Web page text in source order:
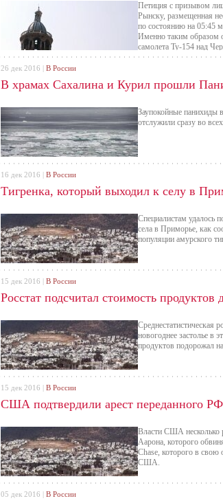
Петиция с призывом
Рынску, размещенная
по состоянию на 05:45
Именно таким образом
самолета Ту-154 над
В храмах Сахалина и Курил прошли
Заупокойные панихиды
отслужили сразу во
26 дек 2016 | В России
Тигренка, который выходил к селу в
Специалистам удалось
села в Приморье, как
популяции амурского
16 дек 2016 | В России
Росстат подсчитал стоимость продуктов
Среднестатистическая
новогоднее застолье в
продуктов подорожал
15 дек 2016 | В России
США подтвердили арест переданного
Власти США несколько
Аарона, которого
Chase, которого в свою
США.
15 дек 2016 | В России
05 дек 2016 | В России